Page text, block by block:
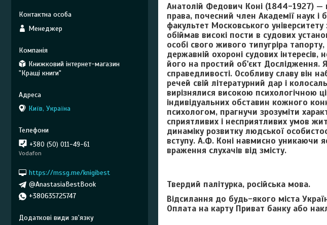
Анатолій Федович Коні (1844-1927) —
права, почесний член Академії наук і
факультет Московського
обіймав високі пости в судових
особі свого живого типугріра
державній охороні судових
його на простий об'єкт Дослідження.
справедливості. Особливу славу він
речей свій літературний дар і
вирізнялися високою психологічною
індивідуальних обставин кожного
психологом, прагнучи зрозуміти
сприятливих і несприятливих умов
динаміку розвитку людської
вступу. А.Ф. Коні навмисно уникаючи
враження слухачів від змісту.
Твердий палітурка, російська мова.
Відсилання до будь-якого міста
Оплата на карту Приват банку або
Менеджер
Книжковий інтернет-магазин
"Кращі книги"
Київ, Україна
+380 (50) 011-49-61
Vodafon
https://mssg.me/knigibest
@AnastasiaBestBook
+380635725747